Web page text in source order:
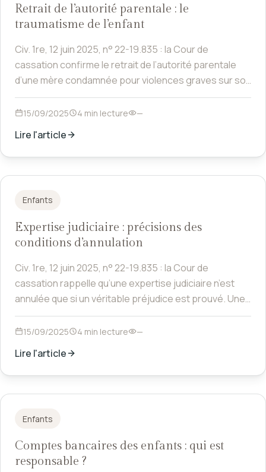
Retrait de l’autorité parentale : le
traumatisme de l’enfant
Civ. 1re, 12 juin 2025, n° 22-19.835 : la Cour de
cassation confirme le retrait de l’autorité parentale
d’une mère condamnée pour violences graves sur son
fils. Rappelant que le juge doit apprécier le danger au
jour où il statue et que l’intérêt supérieur de l’enfant
traumatiques de l’enfant et du danger psychologique
générés par les violences subies.
15/09/2025 4 min lecture —
Lire l'article
Enfants
Expertise judiciaire : précisions des
conditions d’annulation
Civ. 1re, 12 juin 2025, n° 22-19.835 : la Cour de
cassation rappelle qu’une expertise judiciaire n’est
annulée que si un véritable préjudice est prouvé. Une
mère contestait deux expertises recommandant le
retrait de son autorité parentale : la première a été
été jugée valable car menée de façon autonome.
15/09/2025 4 min lecture —
Lire l'article
Enfants
Comptes bancaires des enfants : qui est
responsable ?